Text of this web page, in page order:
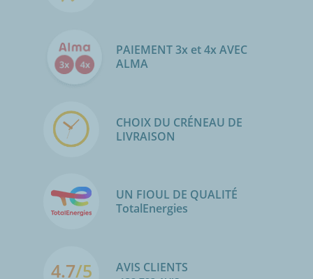
PAIEMENT 3x et 4x AVEC
ALMA
CHOIX DU CRÉNEAU DE
LIVRAISON
UN FIOUL DE QUALITÉ
TotalEnergies
4.7/5 AVIS CLIENTS